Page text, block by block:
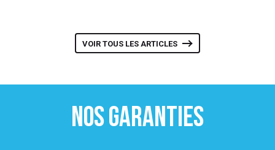
VOIR TOUS LES ARTICLES
NOS GARANTIES